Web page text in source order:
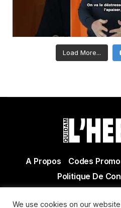
Load More...
A Propos Codes
Politique De
We use cookies on our